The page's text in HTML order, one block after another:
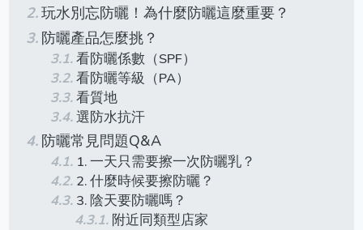
玩水別忘防曬！為什麼防曬這麼重要？
防曬產品怎麼挑？
看防曬係數（SPF）
看防曬等級（PA）
看質地
選防水抗汗
防曬常見問題Q&A
1. 一天只需要擦一次防曬乳？
2. 什麼時候要擦防曬？
3. 陰天要防曬嗎？
附近同類型店家